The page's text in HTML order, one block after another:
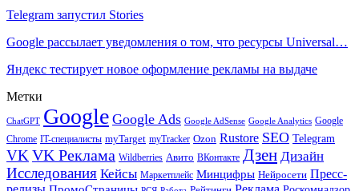
Telegram запустил Stories
Google рассылает уведомления о том, что ресурсы Universal…
Яндекс тестирует новое оформление рекламы на выдаче
Метки
ChatGPT Google Google Ads Google AdSense Google Analytics Google
Chrome IT-специалисты myTarget myTracker Ozon Rustore SEO Telegram
VK VK Реклама Wildberries Авито ВКонтакте Дзен Дизайн
Исследования Кейсы Маркетплейс Минцифры Нейросети Пресс-